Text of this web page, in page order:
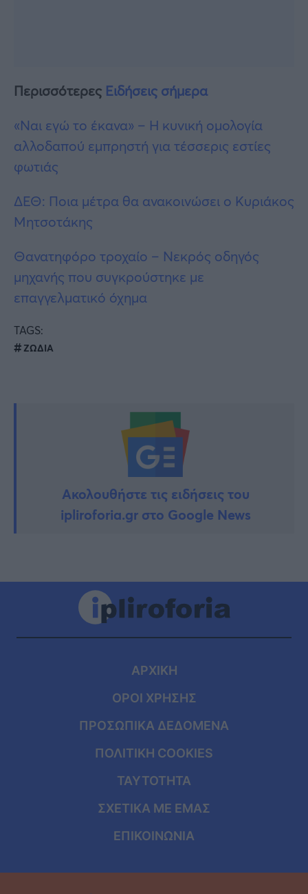
Περισσότερες Ειδήσεις σήμερα
«Ναι εγώ το έκανα» – Η κυνική ομολογία
αλλοδαπού εμπρηστή για τέσσερις εστίες
φωτιάς
ΔΕΘ: Ποια μέτρα θα ανακοινώσει ο Κυριάκος
Μητσοτάκης
Θανατηφόρο τροχαίο – Νεκρός οδηγός
μηχανής που συγκρούστηκε με
επαγγελματικό όχημα
TAGS:
ΖΩΔΙΑ
Ακολουθήστε τις ειδήσεις του
ipliroforia.gr στο Google News
ΑΡΧΙΚΗ
ΟΡΟΙ ΧΡΗΣΗΣ
ΠΡΟΣΩΠΙΚΑ ΔΕΔΟΜΕΝΑ
ΠΟΛΙΤΙΚΗ COOKIES
ΤΑΥΤΟΤΗΤΑ
ΣΧΕΤΙΚΑ ΜΕ ΕΜΑΣ
ΕΠΙΚΟΙΝΩΝΙΑ